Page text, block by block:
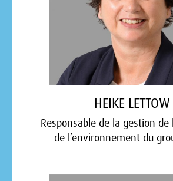
HEIKE LETTOW
Responsable de la gestion
de l’environnement du